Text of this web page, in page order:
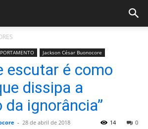
Jackson César Buonocore
escutar é como
dissipa a
da ignorância”
- 28 de abril de 2018 0
14